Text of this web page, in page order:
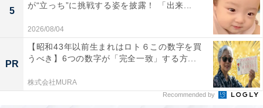
5
が“立っち”に挑戦する姿を披露！ 「出来...
2026/08/04
PR
【昭和43年以前生まれはロト６この数字を買
うべき】6つの数字が「完全一致」する方...
株式会社MURA
Recommended by